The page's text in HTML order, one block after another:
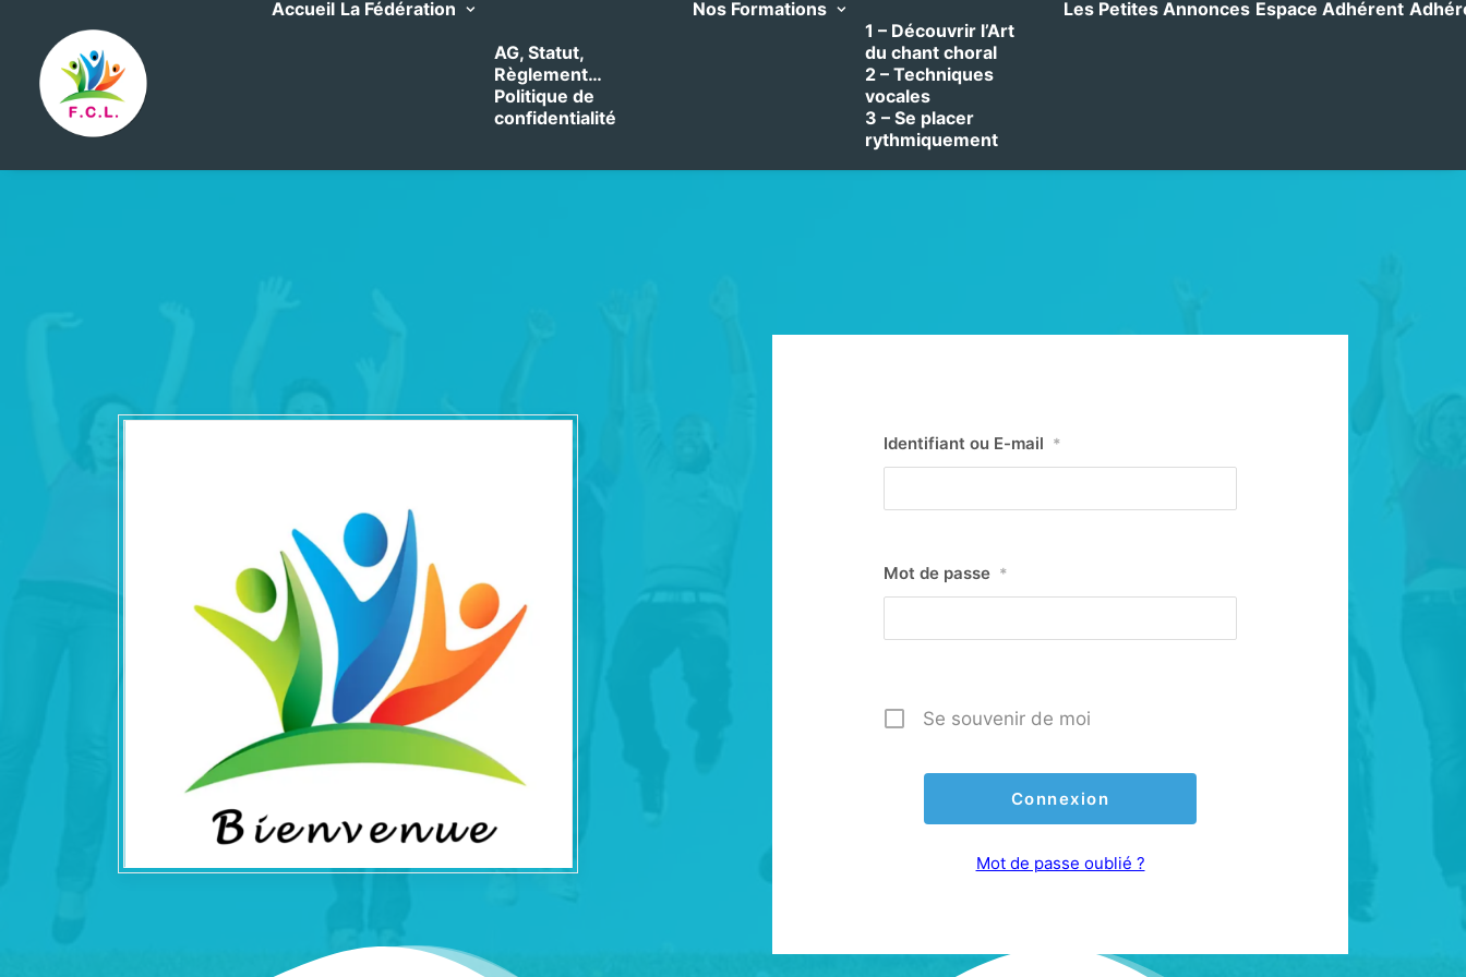
Accueil La Fédération
AG, Statut,
Règlement…
Politique de
confidentialité
Nos Formations
1 – Découvrir l’Art
du chant choral
2 – Techniques
vocales
3 – Se placer
rythmiquement
Les Petites Annonces Espace Adhérent
Identifiant ou E-mail *
Mot de passe *
Se souvenir de moi
Mot de passe oublié ?